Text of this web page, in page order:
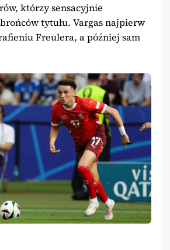
którzy sensacyjnie
tytułu. Vargas najpierw
Freulera, a później sam